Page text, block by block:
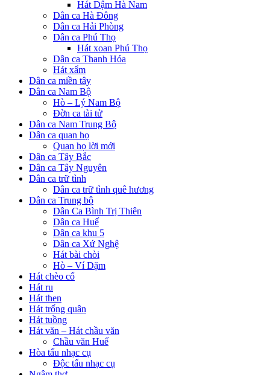
Hát Dậm Hà Nam
Dân ca Hà Đông
Dân ca Hải Phòng
Dân ca Phú Thọ
Hát xoan Phú Thọ
Dân ca Thanh Hóa
Hát xẩm
Dân ca miền tây
Dân ca Nam Bộ
Hò – Lý Nam Bộ
Đờn ca tài tử
Dân ca Nam Trung Bộ
Dân ca quan họ
Quan họ lời mới
Dân ca Tây Bắc
Dân ca Tây Nguyên
Dân ca trữ tình
Dân ca trữ tình quê hương
Dân ca Trung bộ
Dân Ca Bình Trị Thiên
Dân ca Huế
Dân ca khu 5
Dân ca Xứ Nghệ
Hát bài chòi
Hò – Ví Dặm
Hát chèo cổ
Hát ru
Hát then
Hát trống quân
Hát tuồng
Hát văn – Hát chầu văn
Chầu văn Huế
Hòa tấu nhạc cụ
Độc tấu nhạc cụ